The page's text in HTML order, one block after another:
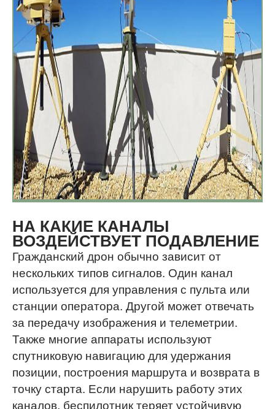
НА КАКИЕ КАНАЛЫ
ВОЗДЕЙСТВУЕТ ПОДАВЛЕНИЕ
Гражданский дрон обычно зависит от
нескольких типов сигналов. Один канал
используется для управления с пульта или
станции оператора. Другой может отвечать
за передачу изображения и телеметрии.
Также многие аппараты используют
спутниковую навигацию для удержания
позиции, построения маршрута и возврата в
точку старта. Если нарушить работу этих
каналов, беспилотник теряет устойчивую